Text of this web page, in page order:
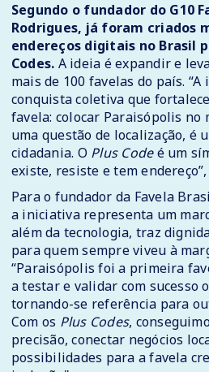
Segundo o fundador do G10
Rodrigues, já foram criados
endereços digitais no Brasil
Codes. A ideia é expandir e
mais de 100 favelas do país.
conquista coletiva que
favela: colocar Paraisópolis no
uma questão de localização, é
cidadania. O Plus Codeé um
existe, resiste e tem
Para o fundador da Favela
a iniciativa representa um
além da tecnologia, traz
para quem sempre viveu à
“Paraisópolis foi a primeira
a testar e validar com sucesso
tornando-se referência para
Com os Plus Codes,
precisão, conectar negócios
possibilidades para a favela